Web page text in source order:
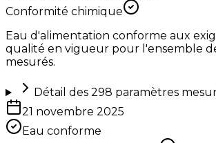
Conformité chimique
Eau d'alimentation conforme aux
qualité en vigueur pour l'ensemble
mesurés.
Détail des 298 paramètres
21 novembre 2025
Eau conforme